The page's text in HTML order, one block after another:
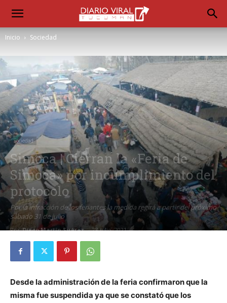
Inicio Sociedad
Sociedad
Simoca | Cierran la «Feria de
Simoca» por incumplimiento del
protocolo
Por la infracción de los feriantes la medida regirá a partir del próximo
sábado 31 de julio
Por Diego Martín Suárez - 28 julio, 2021
Desde la administración de la feria confirmaron que la
misma fue suspendida ya que se constató que los